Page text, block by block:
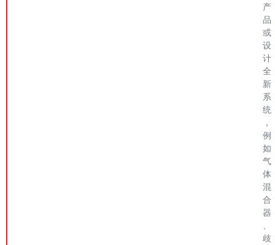
产
品
或
设
计
全
新
系
统
，
例
如
气
体
混
合
器
歧